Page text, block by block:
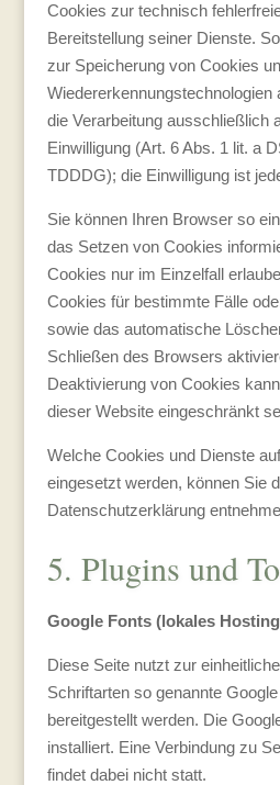
Cookies zur technisch
Bereitstellung seiner Dienste.
zur Speicherung von Cookies
Wiedererkennungstechnologien
die Verarbeitung ausschließlich
Einwilligung (Art. 6 Abs. 1 lit. a
TDDDG); die Einwilligung ist
Sie können Ihren Browser so
das Setzen von Cookies
Cookies nur im Einzelfall
Cookies für bestimmte Fälle
sowie das automatische
Schließen des Browsers
Deaktivierung von Cookies
dieser Website eingeschränkt
Welche Cookies und Dienste
eingesetzt werden, können Sie
Datenschutzerklärung
5. Plugins und
Google Fonts (lokales
Diese Seite nutzt zur
Schriftarten so genannte
bereitgestellt werden. Die
installiert. Eine Verbindung zu
findet dabei nicht statt.